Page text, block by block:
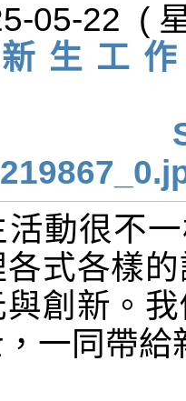
05-22  (
新生工
動很不
式各樣
創新。
一同帶